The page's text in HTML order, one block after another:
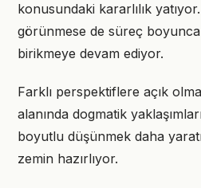
konusundaki kararlılık
görünmese de süreç boyunca
birikmeye devam ediyor.
Farklı perspektiflere açık
alanında dogmatik
boyutlu düşünmek daha
zemin hazırlıyor.